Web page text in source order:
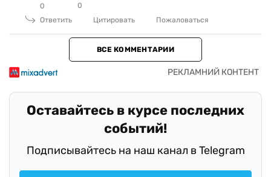
0
0
Ответить
Цитировать Пожаловаться
ВСЕ КОММЕНТАРИИ
Оставайтесь в курсе последних
событий!
Подписывайтесь на наш канал в Telegram